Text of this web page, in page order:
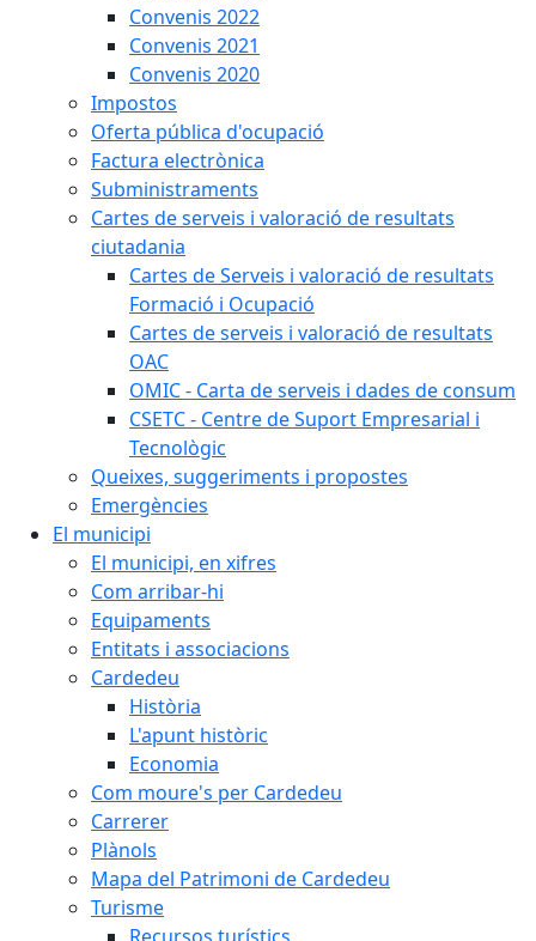
Convenis 2022
Convenis 2021
Convenis 2020
Impostos
Oferta pública d'ocupació
Factura electrònica
Subministraments
Cartes de serveis i valoració de resultats
ciutadania
Cartes de Serveis i valoració de resultats
Formació i Ocupació
Cartes de serveis i valoració de resultats
OAC
OMIC - Carta de serveis i dades de consum
CSETC - Centre de Suport Empresarial i
Tecnològic
Queixes, suggeriments i propostes
Emergències
El municipi
El municipi, en xifres
Com arribar-hi
Equipaments
Entitats i associacions
Cardedeu
Història
L'apunt històric
Economia
Com moure's per Cardedeu
Carrerer
Plànols
Mapa del Patrimoni de Cardedeu
Turisme